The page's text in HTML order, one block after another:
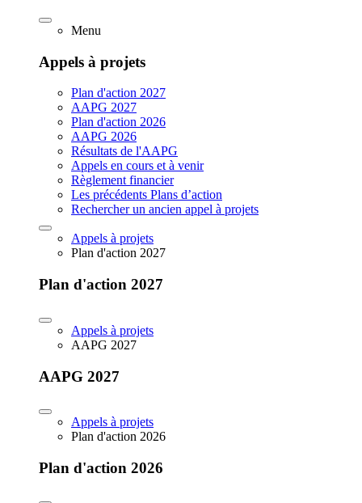
Menu
Appels à projets
Plan d'action 2027
AAPG 2027
Plan d'action 2026
AAPG 2026
Résultats de l'AAPG
Appels en cours et à venir
Règlement financier
Les précédents Plans d’action
Rechercher un ancien appel à projets
Appels à projets
Plan d'action 2027
Plan d'action 2027
Appels à projets
AAPG 2027
AAPG 2027
Appels à projets
Plan d'action 2026
Plan d'action 2026